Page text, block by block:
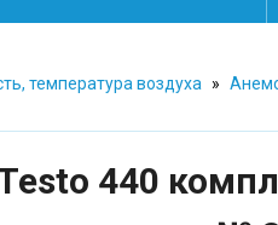
температура воздуха »
440